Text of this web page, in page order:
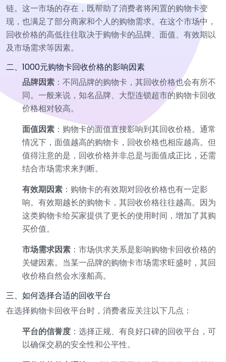
链。这一市场的存在，既帮助了消费者将闲置的购物卡变
现，也满足了部分商家和个人的购物需求。在这个市场中，
回收价格的高低往往取决于购物卡的品牌、面值、有效期以
及市场需求等因素。
二、1000元购物卡回收价格的影响因素
品牌因素 ：不同品牌的购物卡，其回收价格也会有所不
同。一般来说，知名品牌、大型连锁超市的购物卡回收
价格相对较高。
面值因素 ：购物卡的面值直接影响到其回收价格。通常
情况下，面值越高的购物卡，回收价格也相应越高。但
值得注意的是，回收价格并非总是与面值成正比，还需
结合市场需求来判断。
有效期因素 ：购物卡的有效期对回收价格也有一定影
响。有效期越长的购物卡，其回收价格往往越高。因为
这类购物卡给买家提供了更长的使用时间，增加了其购
买价值。
市场需求因素 ：市场供求关系是影响购物卡回收价格的
关键因素。当某一品牌的购物卡市场需求旺盛时，其回
收价格自然会水涨船高。
三、如何选择合适的回收平台
在选择购物卡回收平台时，消费者应关注以下几点：
平台的信誉度 ：选择正规、有良好口碑的回收平台，可
以确保交易的安全性和公平性。